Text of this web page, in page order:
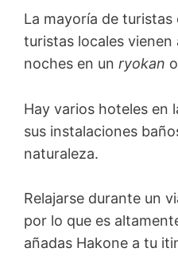
La mayoría de
turistas locales vienen
noches en un ryokan o
Hay varios hoteles en
sus instalaciones
naturaleza.
Relajarse durante un
por lo que es
añadas Hakone a tu